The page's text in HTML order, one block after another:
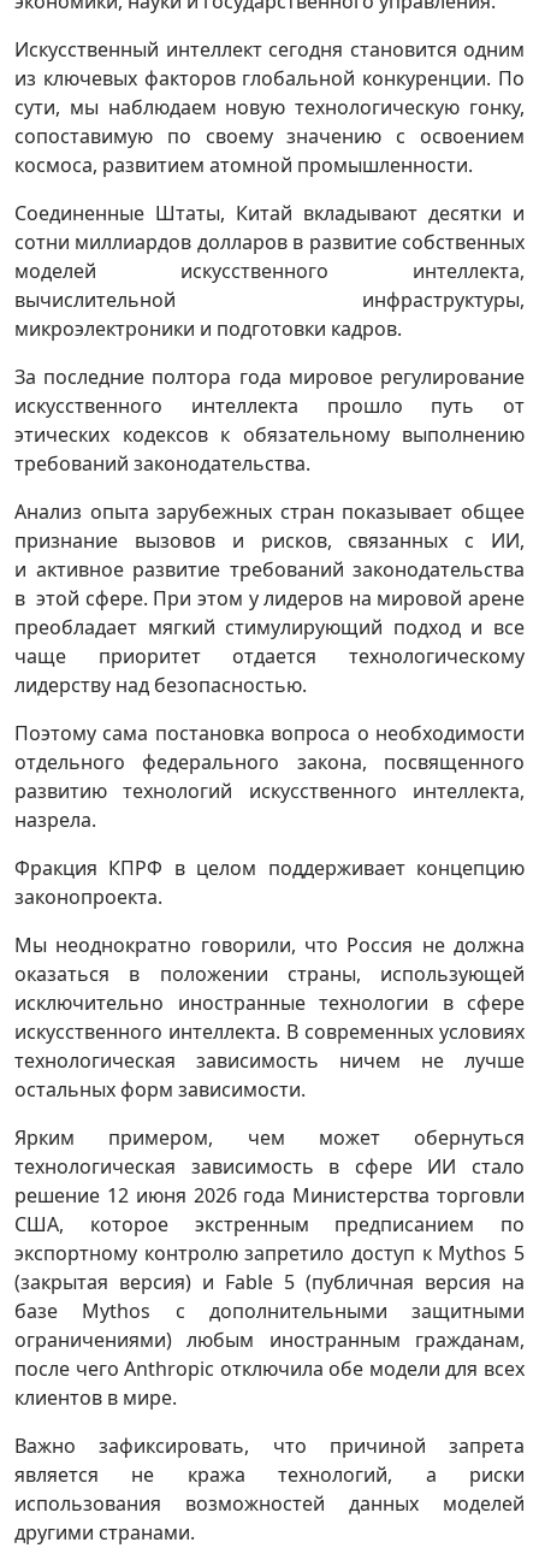
Искусственный интеллект сегодня становится одним
из ключевых факторов глобальной конкуренции. По
сути, мы наблюдаем новую технологическую гонку,
сопоставимую по своему значению с освоением
космоса, развитием атомной промышленности.
Соединенные Штаты, Китай вкладывают десятки и
сотни миллиардов долларов в развитие собственных
моделей искусственного интеллекта,
вычислительной инфраструктуры,
микроэлектроники и подготовки кадров.
За последние полтора года мировое регулирование
искусственного интеллекта прошло путь от
этических кодексов к обязательному выполнению
требований законодательства.
Анализ опыта зарубежных стран показывает общее
признание вызовов и рисков, связанных с ИИ,
и активное развитие требований законодательства
в этой сфере. При этом у лидеров на мировой арене
преобладает мягкий стимулирующий подход и все
чаще приоритет отдается технологическому
лидерству над безопасностью.
Поэтому сама постановка вопроса о необходимости
отдельного федерального закона, посвященного
развитию технологий искусственного интеллекта,
назрела.
Фракция КПРФ в целом поддерживает концепцию
законопроекта.
Мы неоднократно говорили, что Россия не должна
оказаться в положении страны, использующей
исключительно иностранные технологии в сфере
искусственного интеллекта. В современных условиях
технологическая зависимость ничем не лучше
остальных форм зависимости.
Ярким примером, чем может обернуться
технологическая зависимость в сфере ИИ стало
решение 12 июня 2026 года Министерства торговли
США, которое экстренным предписанием по
экспортному контролю запретило доступ к Mythos 5
(закрытая версия) и Fable 5 (публичная версия на
базе Mythos с дополнительными защитными
ограничениями) любым иностранным гражданам,
после чего Anthropic отключила обе модели для всех
клиентов в мире.
Важно зафиксировать, что причиной запрета
является не кража технологий, а риски
использования возможностей данных моделей
другими странами.